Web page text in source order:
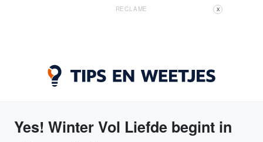
RECLAME X
Yes! Winter Vol Liefde begint in